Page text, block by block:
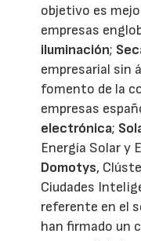
objetivo es
empresas
iluminación;
empresarial sin
fomento de la
empresas
electrónica;
Energía Solar y
Domotys,
Ciudades
referente en el
han firmado un